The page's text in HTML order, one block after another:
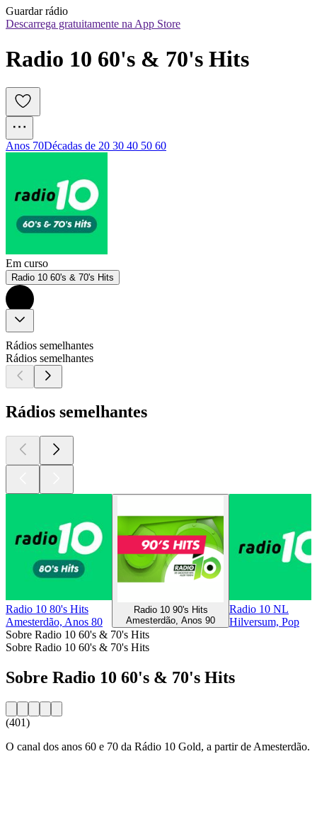
Guardar rádio
Descarrega gratuitamente na App Store
Radio 10 60's & 70's Hits
Anos 70Décadas de 20 30 40 50 60
Em curso
Radio 10 60's & 70's Hits
Rádios semelhantes
Rádios semelhantes
Rádios semelhantes
Radio 10 80's Hits
Amesterdão, Anos 80
Radio 10 90's Hits
Amesterdão, Anos 90
Radio 10 NL
Hilversum, Pop
Sobre Radio 10 60's & 70's Hits
Sobre Radio 10 60's & 70's Hits
Sobre Radio 10 60's & 70's Hits
(401)
O canal dos anos 60 e 70 da Rádio 10 Gold, a partir de Amesterdão.